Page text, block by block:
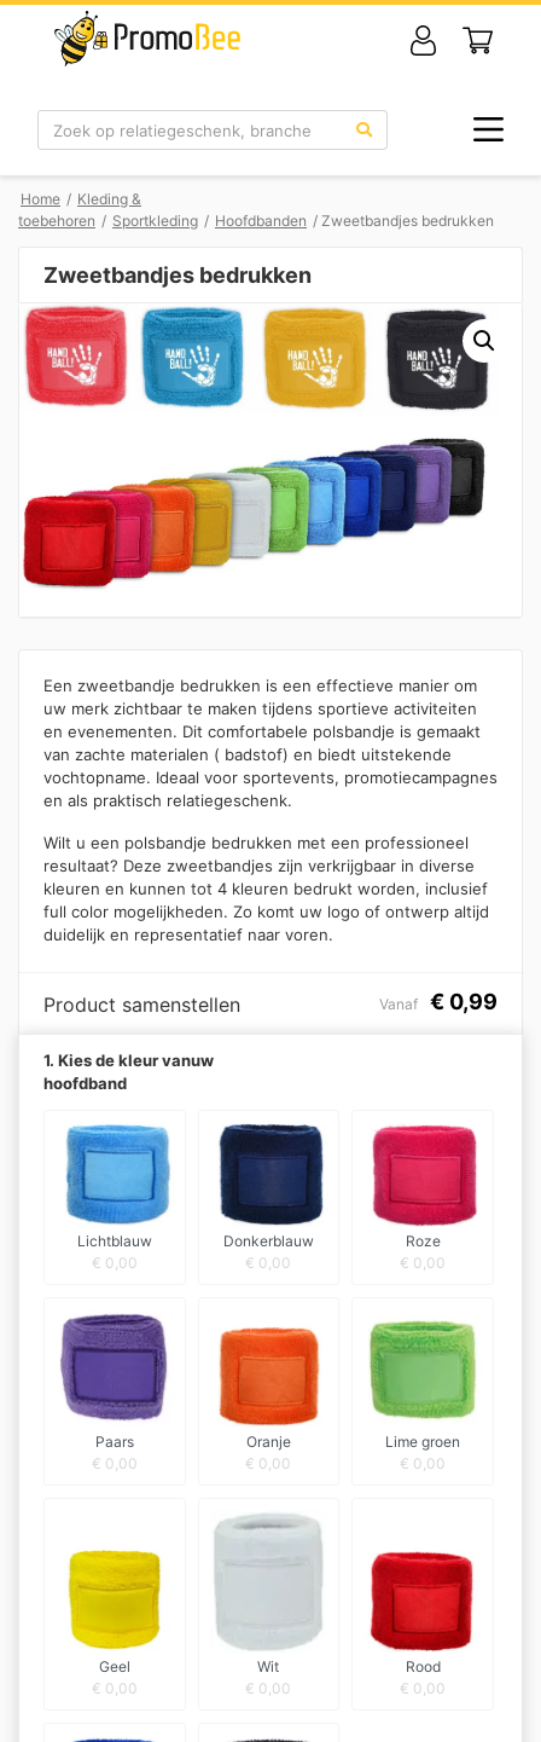
Zoek
Home / Kleding &
toebehoren / Sportkleding / Hoofdbanden / Zweetbandjes bedrukken
Zweetbandjes bedrukken
Een zweetbandje bedrukken is een effectieve manier om
uw merk zichtbaar te maken tijdens sportieve activiteiten
en evenementen. Dit comfortabele polsbandje is gemaakt
van zachte materialen ( badstof) en biedt uitstekende
vochtopname. Ideaal voor sportevents, promotiecampagnes
en als praktisch relatiegeschenk.
Wilt u een polsbandje bedrukken met een professioneel
resultaat? Deze zweetbandjes zijn verkrijgbaar in diverse
kleuren en kunnen tot 4 kleuren bedrukt worden, inclusief
full color mogelijkheden. Zo komt uw logo of ontwerp altijd
duidelijk en representatief naar voren.
Product samenstellen Vanaf € 0,99
1. Kies de kleur vanuw
hoofdband
Lichtblauw
€ 0,00
Donkerblauw
€ 0,00
Roze
€ 0,00
Paars
€ 0,00
Oranje
€ 0,00
Lime groen
€ 0,00
Geel
€ 0,00
Wit
€ 0,00
Rood
€ 0,00